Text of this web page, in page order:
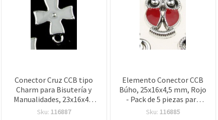
Conector Cruz CCB tipo
Charm para Bisutería y
Manualidades, 23x16x4,5
mm, Blanco – 5 uds.
Sku: 116887
Elemento Conector CCB
Búho, 25x16x4,5 mm, Rojo
- Pack de 5 piezas para
bisutería y manualidades
Sku: 116885